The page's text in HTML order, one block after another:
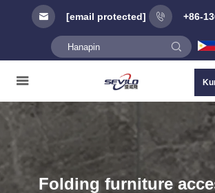
[email protected] +86-
Folding furniture